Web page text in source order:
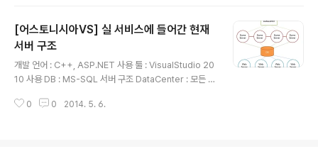
능으로 제공하고 있다. 이를 이용하면 서로 다른 저장소에
저장이 되어 있더라도 간편하게 링크를 걸 수가 있다. 링크
되어 복사될 폴더 위치로 이동 후 TortoiseSVN -> Pro
perties 선택 New -> External 선택 External 정보 입
력 LocalPath : 생성될 폴더 명 URL : 링크할 svn 폴더
주소
[어스토니시아VS] 실 서비스에 들어간 현재
서버 구조
개발 언어 : C++, ASP.NET 사용 툴 : VisualStudio 20
10 사용 DB : MS-SQL 서버 구조 DataCenter : 모든 게
ebServer : 게임에 접속한 후의 대전을 제외한 모든 기능
0 0 2014. 5. 6.